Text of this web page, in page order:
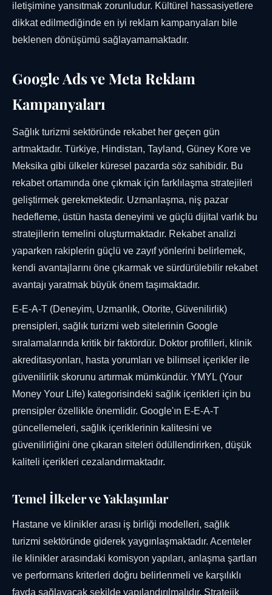
iletişimine yansıtmak zorunludur. Kültürel hassasiyetlere
dikkat edilmediğinde en iyi reklam kampanyaları bile
beklenen dönüşümü sağlayamamaktadır.
Google Ads ve Meta Reklam
Kampanyaları
Sağlık turizmi sektöründe rekabet her geçen gün
artmaktadır. Türkiye, Hindistan, Tayland, Güney Kore ve
Meksika gibi ülkeler küresel pazarda söz sahibidir. Bu
rekabet ortamında öne çıkmak için farklılaşma stratejileri
geliştirmek gerekmektedir. Uzmanlaşma, niş pazar
hedefleme, üstün hasta deneyimi ve güçlü dijital varlık bu
stratejilerin temelini oluşturmaktadır. Rekabet analizi
yaparken rakiplerin güçlü ve zayıf yönlerini belirlemek,
kendi avantajlarını öne çıkarmak ve sürdürülebilir rekabet
avantajı yaratmak büyük önem taşımaktadır.
E-E-A-T (Deneyim, Uzmanlık, Otorite, Güvenilirlik)
prensipleri, sağlık turizmi web sitelerinin Google
sıralamalarında kritik bir faktördür. Doktor profilleri, klinik
akreditasyonları, hasta yorumları ve bilimsel içerikler ile
güvenilirlik skorunu artırmak mümkündür. YMYL (Your
Money Your Life) kategorisindeki sağlık içerikleri için bu
prensipler özellikle önemlidir. Google'ın E-E-A-T
güncellemeleri, sağlık içeriklerinin kalitesini ve
güvenilirliğini öne çıkaran siteleri ödüllendirirken, düşük
kaliteli içerikleri cezalandırmaktadır.
Temel İlkeler ve Yaklaşımlar
Hastane ve klinikler arası iş birliği modelleri, sağlık
turizmi sektöründe giderek yaygınlaşmaktadır. Acenteler
ile klinikler arasındaki komisyon yapıları, anlaşma şartları
ve performans kriterleri doğru belirlenmeli ve karşılıklı
fayda sağlayacak şekilde yapılandırılmalıdır. Stratejik